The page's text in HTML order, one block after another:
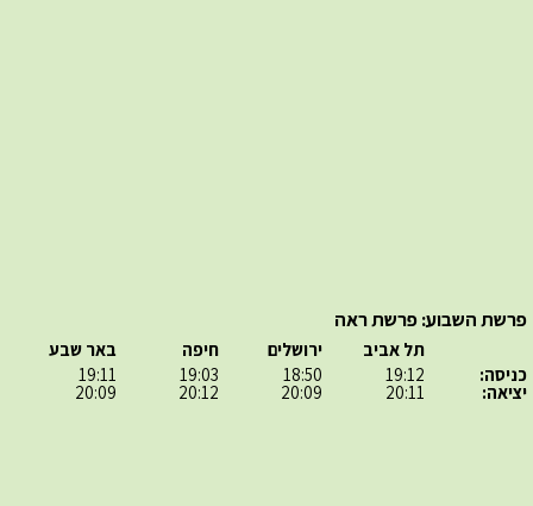
פרשת השבוע: פרשת ראה
כניסה:
יציאה:
תל אביב
19:12
20:11
ירושלים
18:50
20:09
חיפה
19:03
20:12
באר שבע
19:11
20:09